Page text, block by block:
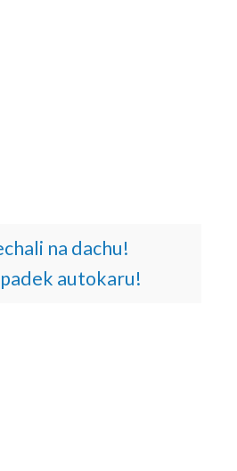
na dachu!
autokaru!